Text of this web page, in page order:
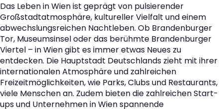
Das Leben in Wien ist geprägt von pulsierender
Großstadtatmosphäre, kultureller Vielfalt und einem
abwechslungsreichen Nachtleben. Ob Brandenburger
Tor, Museumsinsel oder das berühmte Brandenburger
Viertel – in Wien gibt es immer etwas Neues zu
entdecken. Die Hauptstadt Deutschlands zieht mit ihrer
internationalen Atmosphäre und zahlreichen
Freizeitmöglichkeiten, wie Parks, Clubs und Restaurants,
viele Menschen an. Zudem bieten die zahlreichen Start-
ups und Unternehmen in Wien spannende